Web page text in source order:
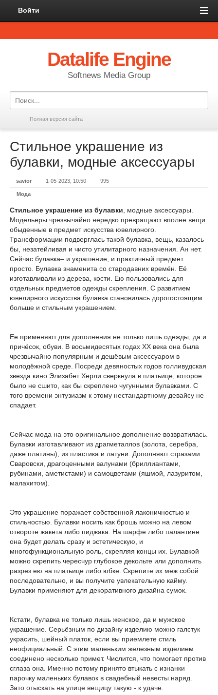
Войти
Datalife Engine
Softnews Media Group
Полная версия сайта
Стильное украшение из
булавки, модные аксессуары
savior 1-05-2023, 10:50 995
Мода
Стильное украшение из булавки , модные аксессуары.
Модельеры чрезвычайно нередко превращают вполне вещи
обыденные в предмет искусства ювелирного.
Трансформации подверглась такой булавка, вещь, казалось
бы, незатейливая и чисто утилитарного назначения. Ан нет.
Сейчас булавка– и украшение, и практичный предмет
просто. Булавка знаменита со стародавних времён. Её
изготавливали из дерева, кости. Ею пользовались для
отдельных предметов одежды скрепления. С развитием
ювелирного искусства булавка становилась дорогостоящим
больше и стильным украшением.
Ее применяют для дополнения не только лишь одежды, да и
причёсок, обуви. В восьмидесятых годах ХХ века она была
чрезвычайно популярным и дешёвым аксессуаром в
молодёжной среде. Посреди девяностых годов голливудская
звезда кино Элизабет Херли сверкнула в платьице, которое
было не сшито, как бы скреплено чугунными булавками. С
того времени энтузиазм к этому нестандартному девайсу не
спадает.
Сейчас мода на это оригинальное дополнение возвратилась.
Булавки изготавливают из драгметаллов (золота, серебра,
даже платины), из пластика и латуни. Дополняют стразами
Сваровски, драгоценными валунами (бриллиантами,
рубинами, аметистами) и самоцветами (яшмой, лазуритом,
малахитом).
Это украшение поражает собственной лаконичностью и
стильностью. Булавки носить как брошь можно на левом
отвороте жакета либо пиджака. На шарфе либо палантине
она будет делать сразу и эстетическую, и
многофункциональную роль, скрепляя концы их. Булавкой
можно скрепить чересчур глубокое декольте или дополнить
разрез ею на платьице либо юбке. Скрепите их меж собой
последовательно, и вы получите увлекательную кайму.
Булавки применяют для декоративного дизайна сумок.
Кстати, булавка не только лишь женское, да и мужское
украшение. Серьёзным по дизайну изделию можно галстук
украсить, шейный платок, если вы приемлете стиль
неофициальный. С этим маленьким железным изделием
соединено несколько примет. Числится, что помогает против
сглаза она. Именно потому принято втыкать с изнанки
парочку маленьких булавок в свадебный невесты наряд.
Зато отыскать на улице вещицу такую - к удаче.